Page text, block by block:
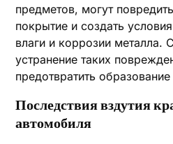
предметов, могут
покрытие и создать
влаги и коррозии металла.
устранение таких
предотвратить
Последствия вздутия
автомобиля